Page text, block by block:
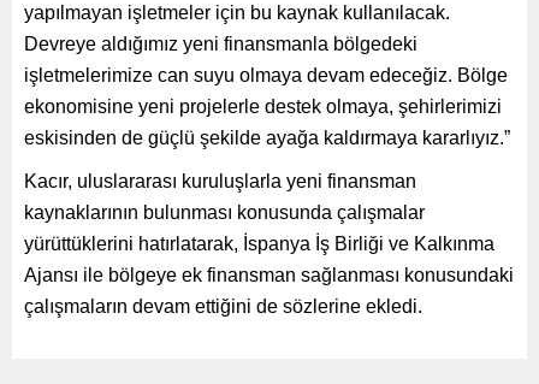
yapılmayan işletmeler için bu kaynak kullanılacak.
Devreye aldığımız yeni finansmanla bölgedeki
işletmelerimize can suyu olmaya devam edeceğiz. Bölge
ekonomisine yeni projelerle destek olmaya, şehirlerimizi
eskisinden de güçlü şekilde ayağa kaldırmaya kararlıyız.”
Kacır, uluslararası kuruluşlarla yeni finansman
kaynaklarının bulunması konusunda çalışmalar
yürüttüklerini hatırlatarak, İspanya İş Birliği ve Kalkınma
Ajansı ile bölgeye ek finansman sağlanması konusundaki
çalışmaların devam ettiğini de sözlerine ekledi.